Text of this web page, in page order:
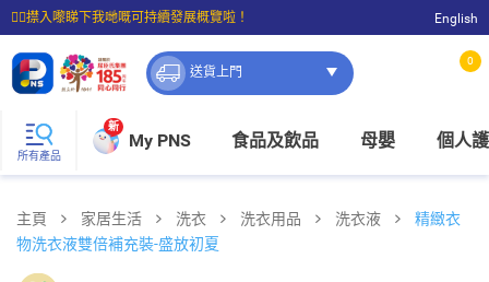
☝🏼㩒入嚟睇下我哋嘅可持續發展概覽啦！
⭐購物滿$399即享免費送貨；滿$100即可免費店取。
English
送貨上門
0
所有產品
新
My PNS 食品及飲品 母嬰 個人
主頁 家居生活 洗衣 洗衣用品 洗衣液
精緻衣
物洗衣液雙倍補充裝-盛放初夏